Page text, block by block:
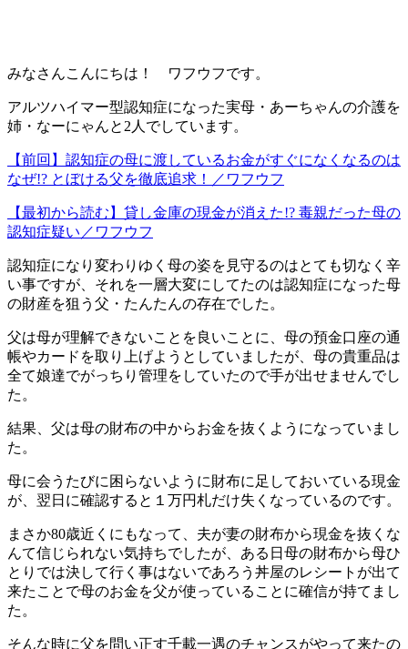
みなさんこんにちは！ ワフウフです。
アルツハイマー型認知症になった実母・あーちゃんの介護を
姉・なーにゃんと2人でしています。
【前回】認知症の母に渡しているお金がすぐになくなるのは
なぜ!? とぼける父を徹底追求！／ワフウフ
【最初から読む】貸し金庫の現金が消えた!? 毒親だった母の
認知症疑い／ワフウフ
認知症になり変わりゆく母の姿を見守るのはとても切なく辛
い事ですが、それを一層大変にしてたのは認知症になった母
の財産を狙う父・たんたんの存在でした。
父は母が理解できないことを良いことに、母の預金口座の通
帳やカードを取り上げようとしていましたが、母の貴重品は
全て娘達でがっちり管理をしていたので手が出せませんでし
た。
結果、父は母の財布の中からお金を抜くようになっていまし
た。
母に会うたびに困らないように財布に足しておいている現金
が、翌日に確認すると１万円札だけ失くなっているのです。
まさか80歳近くにもなって、夫が妻の財布から現金を抜くな
んて信じられない気持ちでしたが、ある日母の財布から母ひ
とりでは決して行く事はないであろう丼屋のレシートが出て
来たことで母のお金を父が使っていることに確信が持てまし
た。
そんな時に父を問い正す千載一遇のチャンスがやって来たの